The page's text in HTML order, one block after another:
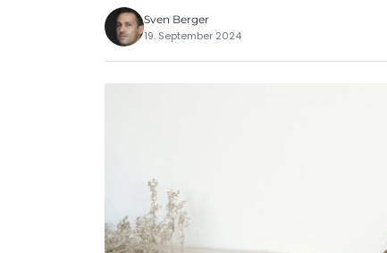
Sven Berger
19. September 2024